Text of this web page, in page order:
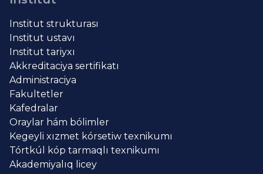
Institut strukturası
Institut ustavı
Institut tariyxı
Akkreditaciya sertifikatı
Administraciya
Fakultetler
Kafedralar
Oraylar hám bólimler
Kegeyli xızmet kórsetiw texnikumı
Tórtkúl kóp tarmaqlı texnikumı
Akademiyalıq licey